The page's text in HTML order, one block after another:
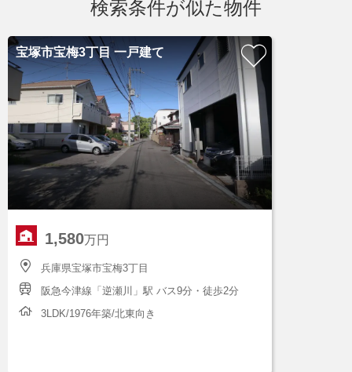
検索条件が似た物件
宝塚市宝梅3丁目 一戸建て
1,580万円
兵庫県宝塚市宝梅3丁目
阪急今津線「逆瀬川」駅 バス9分・徒歩2分
3LDK/1976年築/北東向き